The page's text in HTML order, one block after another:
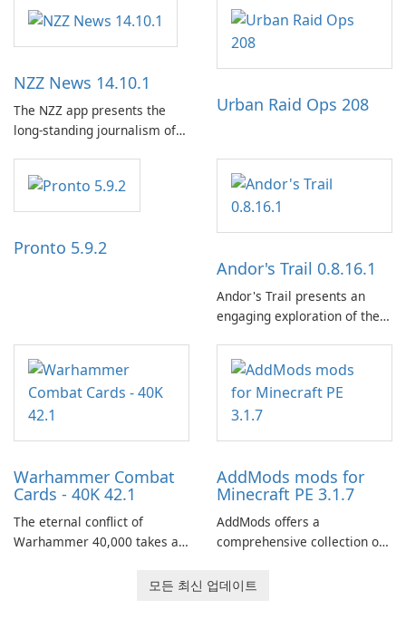
NZZ News 14.10.1
The NZZ app presents the
long-standing journalism of
and a liberal outlook that
embraces diverse opinion.
Urban Raid Ops 208
Pronto 5.9.2
Andor's Trail 0.8.16.1
Andor's Trail presents an
engaging exploration of the
centered around the pursuit
of your brother, Andor,
through a quest-driven
narrative inspired by classic
Warhammer Combat
Cards - 40K 42.1
The eternal conflict of
Warhammer 40,000 takes a
Combat Cards - 40K, a card
AddMods mods for
Minecraft PE 3.1.7
AddMods offers a
comprehensive collection of
allowing you to enhance your
모든 최신 업데이트